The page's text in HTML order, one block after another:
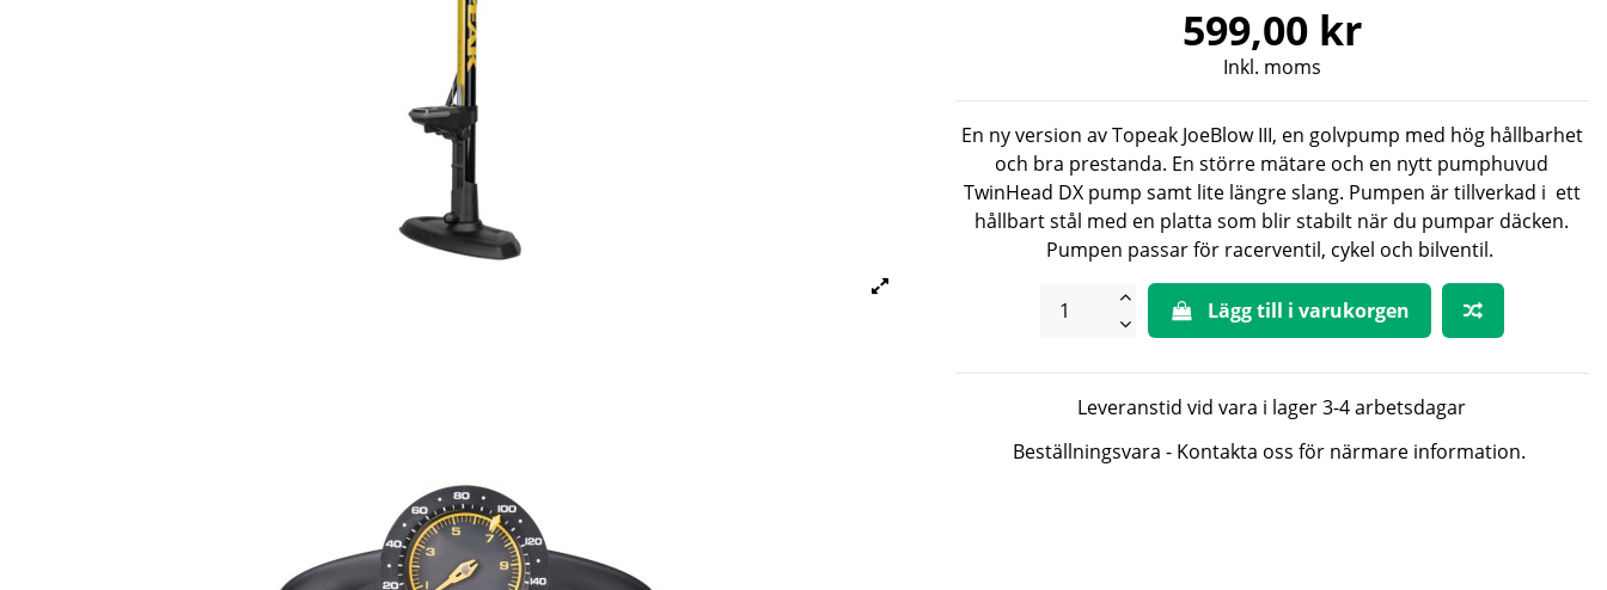
599,00 kr
Inkl. moms
En ny version av Topeak JoeBlow III, en golvpump med hög hållbarhet
och bra prestanda. En större mätare och en nytt pumphuvud
TwinHead DX pump samt lite längre slang. Pumpen är tillverkad i ett
hållbart stål med en platta som blir stabilt när du pumpar däcken.
Pumpen passar för racerventil, cykel och bilventil.
Lägg till i varukorgen
Leveranstid vid vara i lager 3-4 arbetsdagar
Beställningsvara - Kontakta oss för närmare information.